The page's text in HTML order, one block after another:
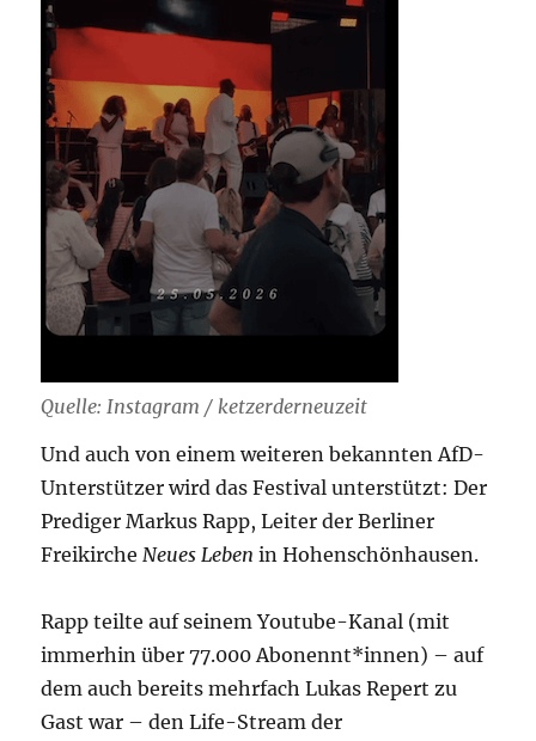
Quelle: Instagram / ketzerderneuzeit
Und auch von einem weiteren bekannten AfD-
Unterstützer wird das Festival unterstützt: Der
Prediger Markus Rapp, Leiter der Berliner
FreikircheNeues Leben in Hohenschönhausen.
Rapp teilte auf seinem Youtube-Kanal (mit
immerhin über 77.000 Abonennt*innen) – auf
dem auch bereits mehrfach Lukas Repert zu
Gast war – den Life-Stream der